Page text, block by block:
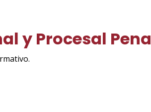
y Procesal